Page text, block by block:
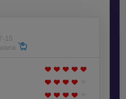
15